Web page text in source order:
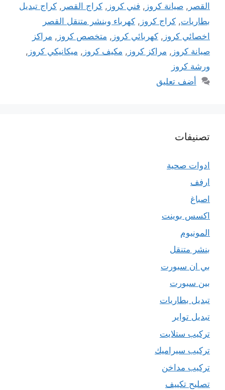
القصر , صيانة كروز , فني كروز , كراج القصر , كراج تبديل
بطاريات, كراج كروز , كهرباء وبنشر متنقل القصر
اخصائي كروز , كهربائي كروز , متخصص كروز , مراكز
صيانة كروز , مراكز كروز , مكيف كروز , ميكانيكي كروز ,
ورشة كروز
أضف تعليق
تصنيفات
ادوات صحية
ارفف
اصباغ
اكسس بوينت
المونيوم
بنشر متنقل
بي ان سبورت
بين سبورت
تبديل بطاريات
تبديل تواير
تركيب ستلايت
تركيب سيراميك
تركيب مداخن
تصليح تكييف